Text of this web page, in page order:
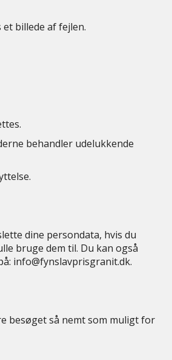
billede af fejlen.
behandler udelukkende
dine persondata, hvis du
bruge dem til. Du kan også
info@fynslavprisgranit.dk.
besøget så nemt som muligt for